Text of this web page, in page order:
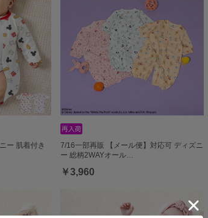
ー 肌着付き
7/16一部再販 【メール便】対応可 ディズニ
ー 総柄2WAYオール…
￥3,960